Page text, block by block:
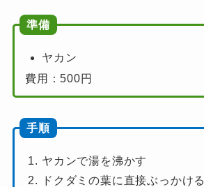
準備
ヤカン
費用：500円
手順
ヤカンで湯を沸かす
ドクダミの葉に直接ぶっかける